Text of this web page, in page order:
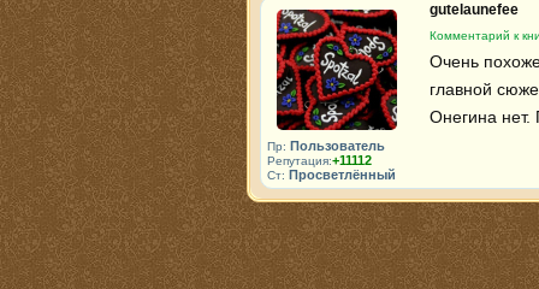
Пр: Пользователь
Репутация:+11112
Ст: Просветлённый
gutelaunefee
Комментарий к
Очень
главной
Онегина нет.